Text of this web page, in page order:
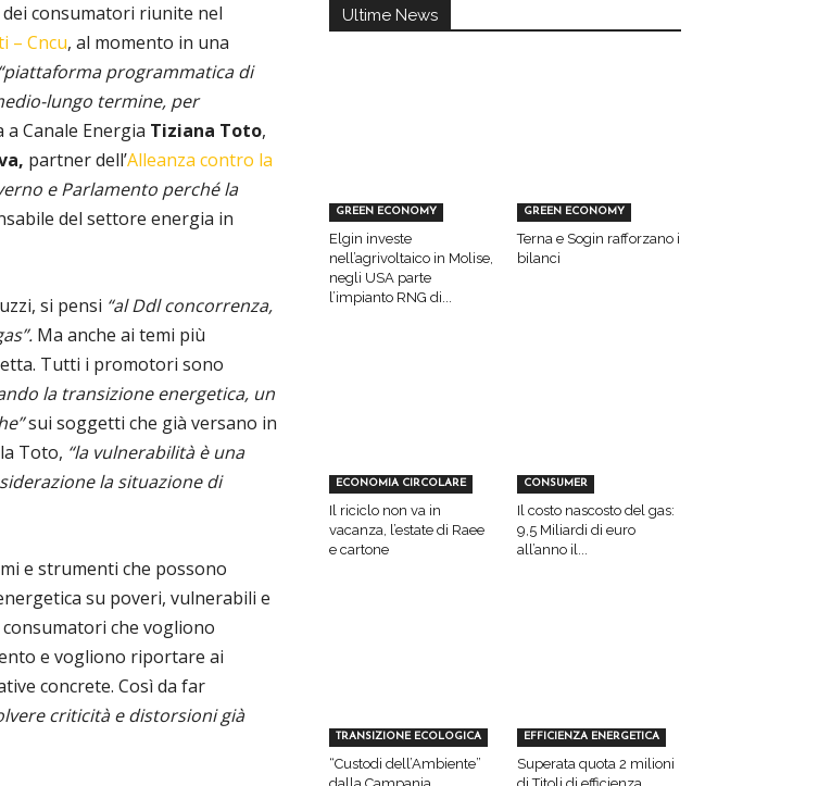
consumatori riunite nel
– Cncu, al momento in una
“piattaforma programmatica di
lungo termine, per
a Canale Energia Tiziana Toto,
partner dell’Alleanza contro la
e Parlamento perché la
del settore energia in
si pensi “al Ddl concorrenza,
Ma anche ai temi più
Tutti i promotori sono
la transizione energetica, un
sui soggetti che già versano in
Toto, “la vulnerabilità è una
la situazione di
e strumenti che possono
su poveri, vulnerabili e
che vogliono
e vogliono riportare ai
concrete. Così da far
criticità e distorsioni già
Ultime News
GREEN ECONOMY
Elgin investe
nell’agrivoltaico in Molise,
negli USA parte
l’impianto RNG di...
GREEN ECONOMY
Terna e Sogin rafforzano i
bilanci
ECONOMIA CIRCOLARE
Il riciclo non va in
vacanza, l’estate di Raee
e cartone
CONSUMER
Il costo nascosto del gas:
9,5 Miliardi di euro
all’anno il...
TRANSIZIONE ECOLOGICA
“Custodi dell’Ambiente”
EFFICIENZA ENERGETICA
Superata quota 2 milioni